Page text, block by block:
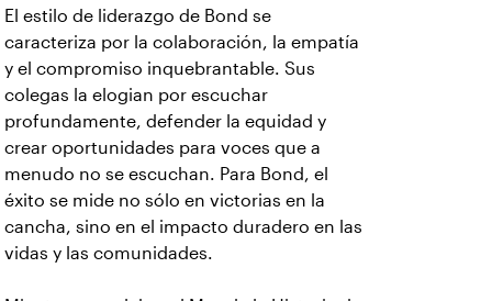
El estilo de liderazgo de Bond se
caracteriza por la colaboración, la empatía
y el compromiso inquebrantable. Sus
colegas la elogian por escuchar
profundamente, defender la equidad y
crear oportunidades para voces que a
menudo no se escuchan. Para Bond, el
éxito se mide no sólo en victorias en la
cancha, sino en el impacto duradero en las
vidas y las comunidades.